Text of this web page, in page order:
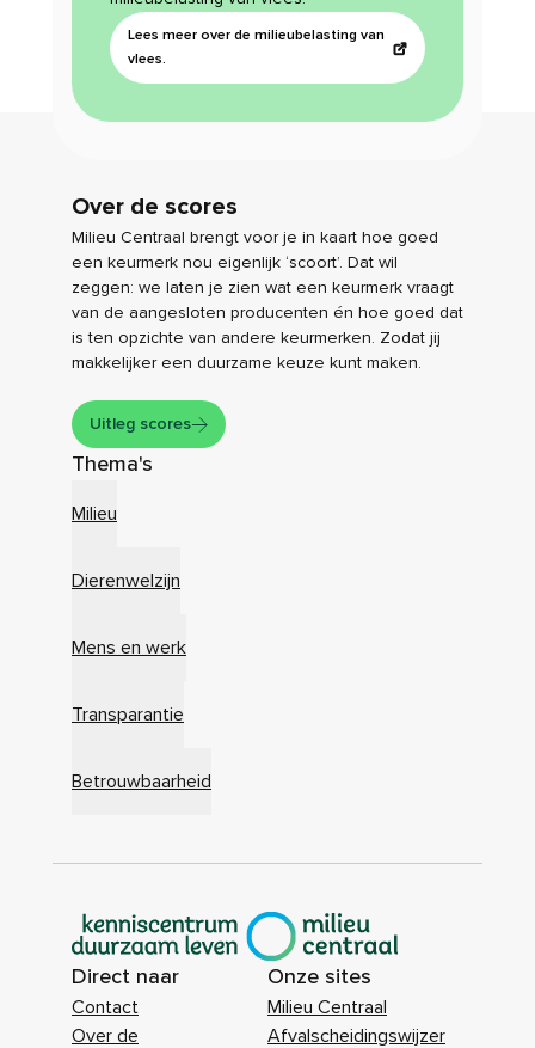
Lees meer over de milieubelasting van
vlees.
Over de scores
Milieu Centraal brengt voor je in kaart hoe goed
een keurmerk nou eigenlijk ‘scoort’. Dat wil
zeggen: we laten je zien wat een keurmerk vraagt
van de aangesloten producenten én hoe goed dat
is ten opzichte van andere keurmerken. Zodat jij
makkelijker een duurzame keuze kunt maken.
Uitleg scores
Thema's
Milieu
Dierenwelzijn
Mens en werk
Transparantie
Betrouwbaarheid
|
Direct naar
Contact
Over de
Onze sites
Milieu Centraal
Afvalscheidingswijzer